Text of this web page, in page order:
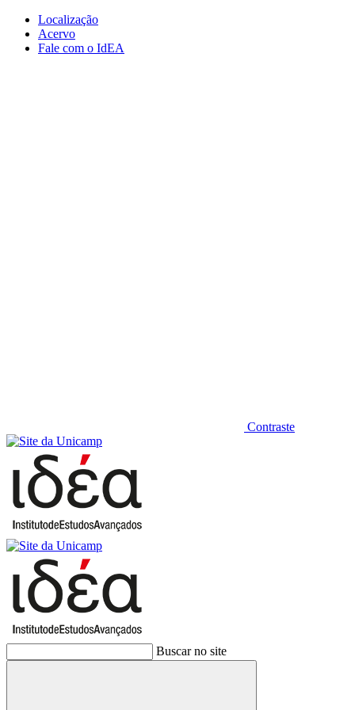
Conteúdo principal
Localização
Acervo
Fale com o IdEA
Contraste
Buscar no site